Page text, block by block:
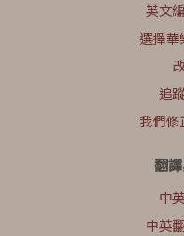
英文
選擇華
追
我們修
翻
中
中英